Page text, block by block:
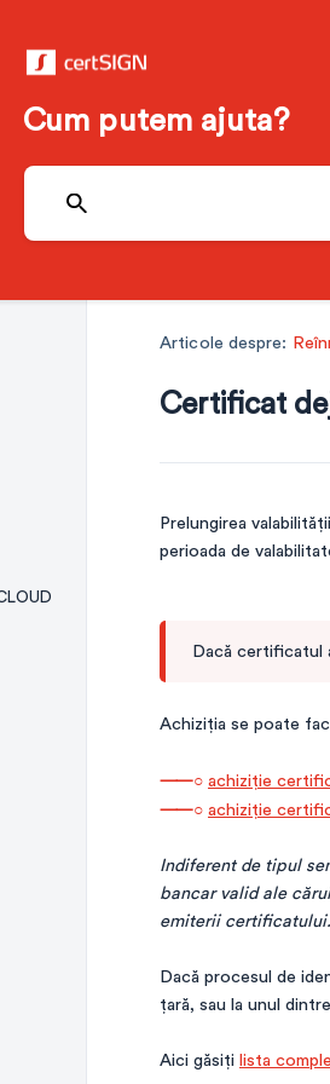
Cum putem ajuta?
Articole despre:
Certificat
Prelungirea
perioada de
Dacă certificatul
Achiziția se poate
⸺○ achiziție
⸺○ achiziție
Indiferent de tipul
bancar valid ale
emiterii certificatului.
Dacă procesul de
țară, sau la unul
Aici găsiți lista